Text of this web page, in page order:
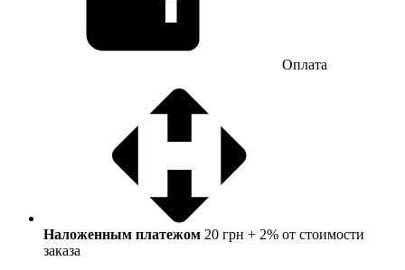
Оплата
Наложенным платежом 20 грн + 2% от стоимости
заказа